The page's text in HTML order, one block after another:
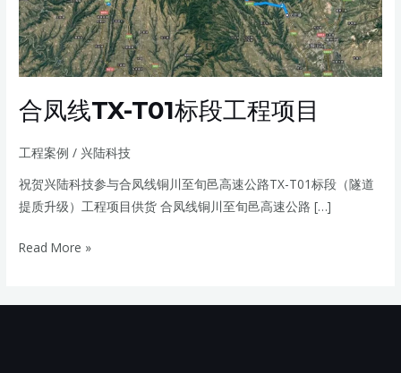
合凤线TX-T01标段工程项目
工程案例 / 兴陆科技
祝贺兴陆科技参与合凤线铜川至旬邑高速公路TX-T01标段（隧道
提质升级）工程项目供货 合凤线铜川至旬邑高速公路 […]
标
段
工
程
项
目
Read More »